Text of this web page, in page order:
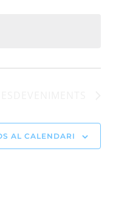
AL CALENDARI